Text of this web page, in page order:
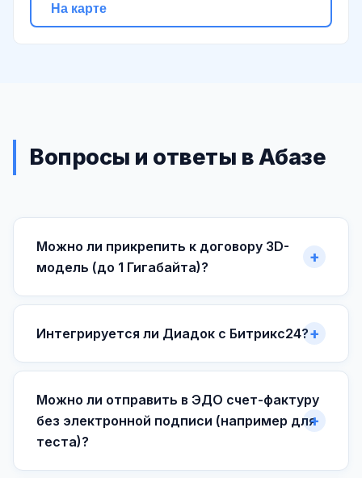
На карте
Вопросы и ответы в Абазе
Можно ли прикрепить к договору 3D-
модель (до 1 Гигабайта)?
Интегрируется ли Диадок с Битрикс24?
Можно ли отправить в ЭДО счет-фактуру
без электронной подписи (например для
теста)?